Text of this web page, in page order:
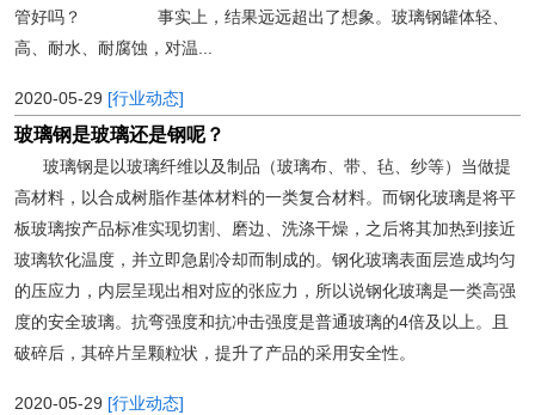
管好吗？ 事实上，结果远远超出了想象。玻璃钢罐体轻、
高、耐水、耐腐蚀，对温...
2020-05-29 [行业动态]
玻璃钢是玻璃还是钢呢？
玻璃钢是以玻璃纤维以及制品（玻璃布、带、毡、纱等）当做提
高材料，以合成树脂作基体材料的一类复合材料。而钢化玻璃是将平
板玻璃按产品标准实现切割、磨边、洗涤干燥，之后将其加热到接近
玻璃软化温度，并立即急剧冷却而制成的。钢化玻璃表面层造成均匀
的压应力，内层呈现出相对应的张应力，所以说钢化玻璃是一类高强
度的安全玻璃。抗弯强度和抗冲击强度是普通玻璃的4倍及以上。且
破碎后，其碎片呈颗粒状，提升了产品的采用安全性。
2020-05-29 [行业动态]